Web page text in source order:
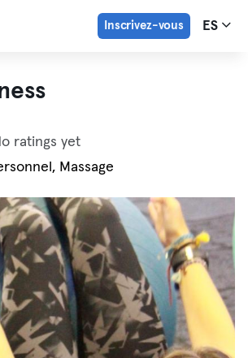
Inscrivez-vous ES
ratings yet
Massage